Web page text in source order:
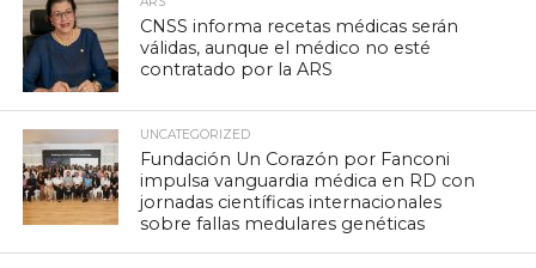
CNSS informa recetas médicas serán
válidas, aunque el médico no esté
contratado por la ARS
UNCATEGORIZED
Fundación Un Corazón por Fanconi
impulsa vanguardia médica en RD con
jornadas científicas internacionales
sobre fallas medulares genéticas